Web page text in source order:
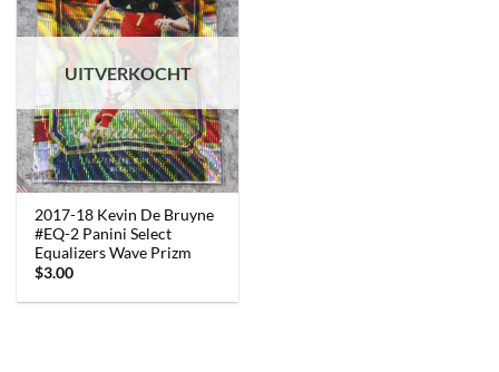
UITVERKOCHT
2017-18 Kevin De Bruyne
#EQ-2 Panini Select
Equalizers Wave Prizm
$3.00